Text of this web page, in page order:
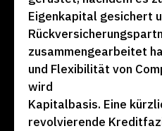
Eigenkapital gesichert
zusammengearbeitet
und Flexibilität von
wird
Kapitalbasis. Eine
revolvierende